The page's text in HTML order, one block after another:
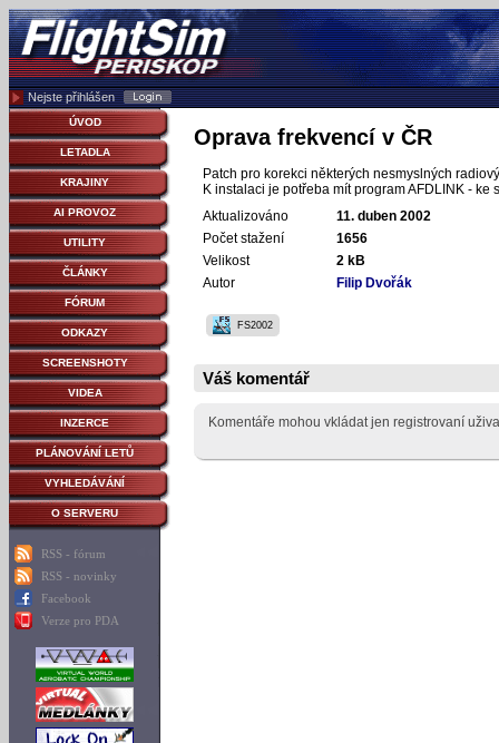
Nejste přihlášen
ÚVOD
LETADLA
KRAJINY
AI PROVOZ
UTILITY
ČLÁNKY
FÓRUM
ODKAZY
SCREENSHOTY
VIDEA
INZERCE
PLÁNOVÁNÍ LETŮ
VYHLEDÁVÁNÍ
O SERVERU
RSS - fórum
RSS - novinky
Facebook
Verze pro PDA
Oprava frekvencí v ČR
Patch pro korekci některých nesmyslných
K instalaci je potřeba mít program AFDLINK -
Aktualizováno
11. duben 2002
Počet stažení
1656
Velikost
2 kB
Autor
Filip Dvořák
FS2002
Váš komentář
Komentáře mohou vkládat jen registrovaní